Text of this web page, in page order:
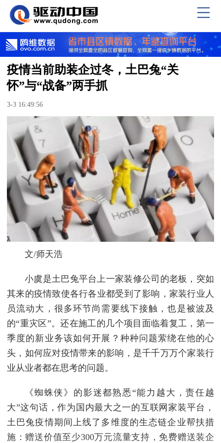
疫情当前助装企过冬，土巴兔“关
怀”与“战备”两手抓
3-3 16:49:56
文/师天浩
小虞是土巴兔平台上一家装修公司的老板，突如
其来的疫情致使各行各业都受到了影响，家装行业人
员流动大，很多环节尚需要线下接触，也是被波及
的“重灾区”。还在施工的几个项目面临着复工，第一
季度的新业务该如何开展？种种问题萦绕在他的心
头，如何应对疫情带来的影响，是千千万万个家装行
业从业者都在思考的问题。
《蜘蛛侠》的影迷都熟悉“能力越大，责任越
大”这句话，作为国内最大之一的互联网家装平台，
土巴兔疫情期间上线了多维度的生态链企业帮扶措
施：赠送价值至少300万元流量支持，免费赠送装企